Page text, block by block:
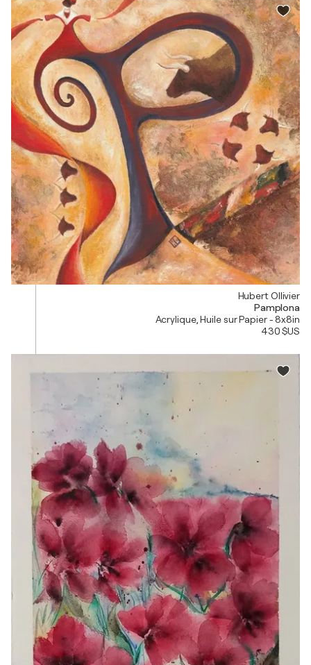
Hubert Ollivier
Pamplona
Acrylique, Huile sur Papier - 8x8in
430 $US